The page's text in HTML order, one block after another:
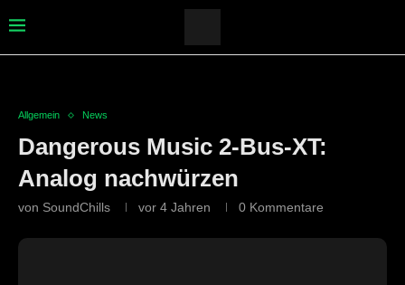
Allgemein News
Dangerous Music 2-Bus-XT:
Analog nachwürzen
von SoundChills vor 4 Jahren 0 Kommentare